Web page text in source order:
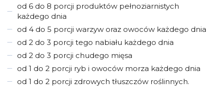
od 6 do 8 porcji produktów pełnoziarnistych
każdego dnia
od 4 do 5 porcji warzyw oraz owoców każdego dnia
od 2 do 3 porcji tego nabiału każdego dnia
od 2 do 3 porcji chudego mięsa
od 1 do 2 porcji ryb i owoców morza każdego dnia
od 1 do 2 porcji zdrowych tłuszczów roślinnych.